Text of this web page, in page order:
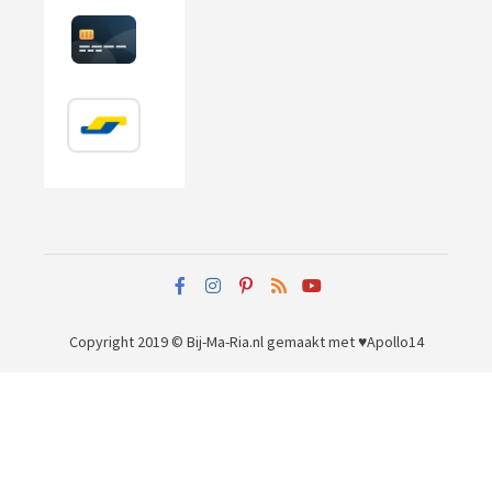
Copyright 2019 © Bij-Ma-Ria.nlgemaakt met ♥Apollo14